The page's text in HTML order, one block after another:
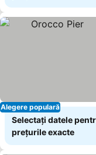
Alegere populară
Selectați datele
prețurile exacte